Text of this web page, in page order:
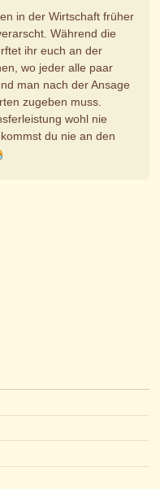
in der Wirtschaft früher
Während die
ihr euch an der
wo jeder alle paar
man nach der Ansage
zugeben muss.
wohl nie
du nie an den